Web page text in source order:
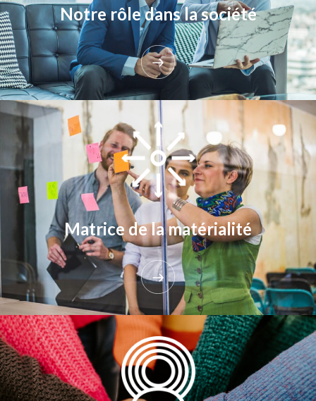
Notre rôle dans la société
Matrice de la matérialité